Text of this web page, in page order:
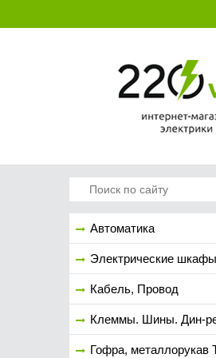
Автоматика
Электрические шкафы
Кабель, Провод
Клеммы. Шины. Дин-
Гофра, металлорукав